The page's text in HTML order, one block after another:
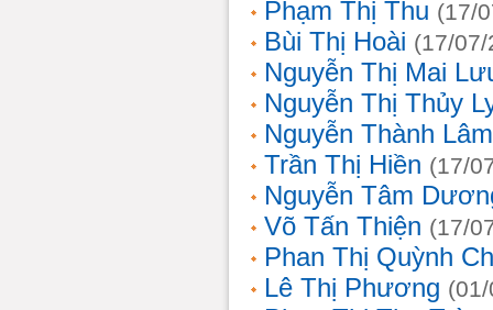
Phạm Thị Thu (17/
Bùi Thị Hoài (17/
Nguyễn Thị Mai
Nguyễn Thị Thủy
Nguyễn Thành Lâm
Trần Thị Hiền (17/
Nguyễn Tâm
Võ Tấn Thiện (17/
Phan Thị Quỳnh
Lê Thị Phương